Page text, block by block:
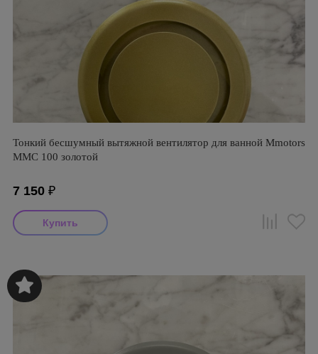
Тонкий бесшумный вытяжной вентилятор для ванной Mmotors
ММC 100 золотой
7 150 ₽